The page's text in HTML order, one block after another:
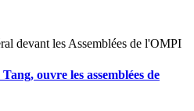
ouvre les assemblées de